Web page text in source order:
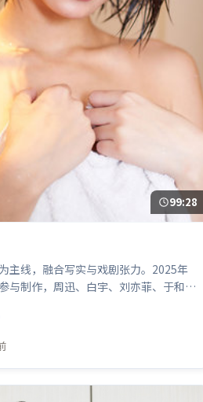
99:28
主线，融合写实与戏剧张力。2025年
与制作，周迅、白宇、刘亦菲、于和
现细腻表演，影像风格统一，配乐与剪